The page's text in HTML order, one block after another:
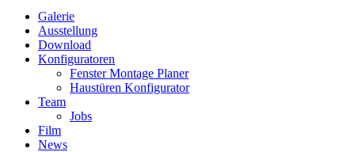
Galerie
Ausstellung
Download
Konfiguratoren
Fenster Montage Planer
Haustüren Konfigurator
Team
Jobs
Film
News